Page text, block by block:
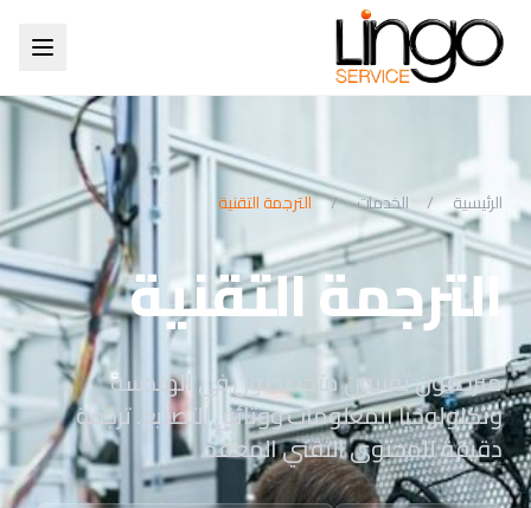
الرئيسية / الخدمات / الترجمة التقنية
الترجمة التقنية
مترجمون تقنيون متخصصون في الهندسة
وتكنولوجيا المعلومات ووثائق التصنيع. ترجمة
دقيقة للمحتوى التقني المعقد.